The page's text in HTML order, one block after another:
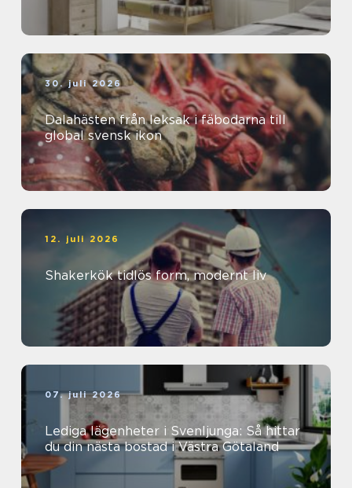
30. juli 2026
Dalahästen från leksak i fäbodarna till
global svensk ikon
12. juli 2026
Shakerkök tidlös form, modernt liv
07. juli 2026
Lediga lägenheter i Svenljunga: Så hittar
du din nästa bostad i Västra Götaland